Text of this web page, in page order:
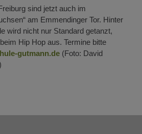
sind jetzt auch im
am Emmendinger Tor. Hinter
wird nicht nur Standard getanzt,
Hip Hop aus. Termine bitte
gutmann.de (Foto: David